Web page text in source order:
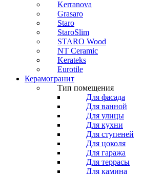
Kerranova
Grasaro
Staro
StaroSlim
STARO Wood
NT Ceramic
Kerateks
Eurotile
Керамогранит
Тип помещения
Для фасада
Для ванной
Для улицы
Для кухни
Для ступеней
Для цоколя
Для гаража
Для террасы
Для камина